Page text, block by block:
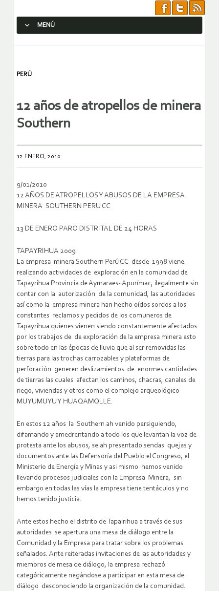
MENÚ
PERÚ
12 años de atropellos de minera
Southern
12 ENERO, 2010
9/01/2010
12 AÑOS DE ATROPELLOS Y ABUSOS DE LA EMPRESA
MINERA SOUTHERN PERU CC
13 DE ENERO PARO DISTRITAL DE 24 HORAS
TAPAYRIHUA 2009
La empresa minera Southern Perú CC desde 1998 viene
realizando actividades de exploración en la comunidad de
Tapayrihua Provincia de Aymaraes- Apurímac, ilegalmente sin
contar con la autorización de la comunidad, las autoridades
así como la empresa minera han hecho oídos sordos a los
constantes reclamos y pedidos de los comuneros de
Tapayrihua quienes vienen siendo constantemente afectados
por los trabajos de de exploración de la empresa minera esto
sobre todo en las épocas de lluvia que al ser removidas las
tierras para las trochas carrozables y plataformas de
perforación generen deslizamientos de enormes cantidades
de tierras las cuales afectan los caminos, chacras, canales de
riego, viviendas y otros como el complejo arqueológico
MUYUMUYU Y HUAQAMOLLE.
En estos 12 años la Southern ah venido persiguiendo,
difamando y amedrentando a todo los que levantan la voz de
protesta ante los abusos, se ah presentado sendas quejas y
documentos ante las Defensoría del Pueblo el Congreso, el
Ministerio de Energía y Minas y asi mismo hemos venido
llevando procesos judiciales con la Empresa Minera, sin
embargo en todas las vías la empresa tiene tentáculos y no
hemos tenido justicia.
Ante estos hecho el distrito de Tapairihua a través de sus
autoridades se apertura una mesa de diálogo entre la
Comunidad y la Empresa para tratar sobre los problemas
señalados. Ante reiteradas invitaciones de las autoridades y
miembros de mesa de diálogo, la empresa rechazó
categóricamente negándose a participar en esta mesa de
diálogo desconociendo la organización de la comunidad.